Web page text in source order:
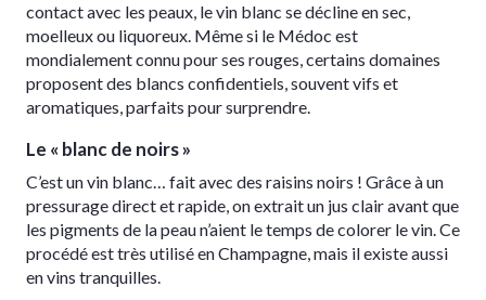
contact avec les peaux, le vin blanc se décline en sec,
moelleux ou liquoreux. Même si le Médoc est
mondialement connu pour ses rouges, certains domaines
proposent des blancs confidentiels, souvent vifs et
aromatiques, parfaits pour surprendre.
Le « blanc de noirs »
C’est un vin blanc… fait avec des raisins noirs ! Grâce à un
pressurage direct et rapide, on extrait un jus clair avant que
les pigments de la peau n’aient le temps de colorer le vin. Ce
procédé est très utilisé en Champagne, mais il existe aussi
en vins tranquilles.